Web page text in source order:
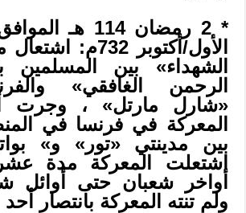
الأول/أكتوبر
الشهداء» بين المسلمين
الرحمن الغافقي»
«شارل مارتل» ، وجرت
المعركة في فرنسا في
بين مدينتي «تور» و»
اشتعلت المعركة مدة
أواخر شعبان حتى أوائل
ولم تنته المعركة بانتصار